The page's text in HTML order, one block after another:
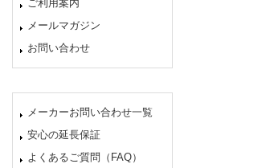
ご利用案内
メールマガジン
お問い合わせ
メーカーお問い合わせ一覧
安心の延長保証
よくあるご質問（FAQ）